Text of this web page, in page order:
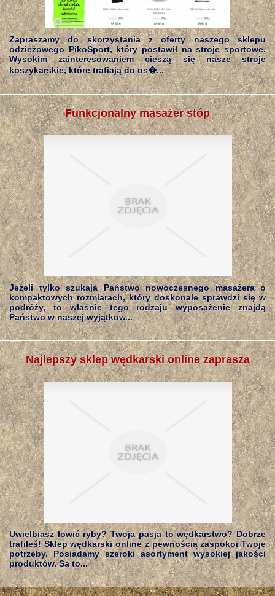
Zapraszamy do skorzystania z oferty naszego sklepu
odzieżowego PikoSport, który postawił na stroje sportowe.
Wysokim zainteresowaniem cieszą się nasze stroje
koszykarskie, które trafiają do os�...
Funkcjonalny masażer stóp
Jeżeli tylko szukają Państwo nowoczesnego masażera o
kompaktowych rozmiarach, który doskonale sprawdzi się w
podróży, to właśnie tego rodzaju wyposażenie znajdą
Państwo w naszej wyjątkow...
Najlepszy sklep wędkarski online zaprasza
Uwielbiasz łowić ryby? Twoja pasja to wędkarstwo? Dobrze
trafiłeś! Sklep wędkarski online z pewnością zaspokoi Twoje
potrzeby. Posiadamy szeroki asortyment wysokiej jakości
produktów. Są to...